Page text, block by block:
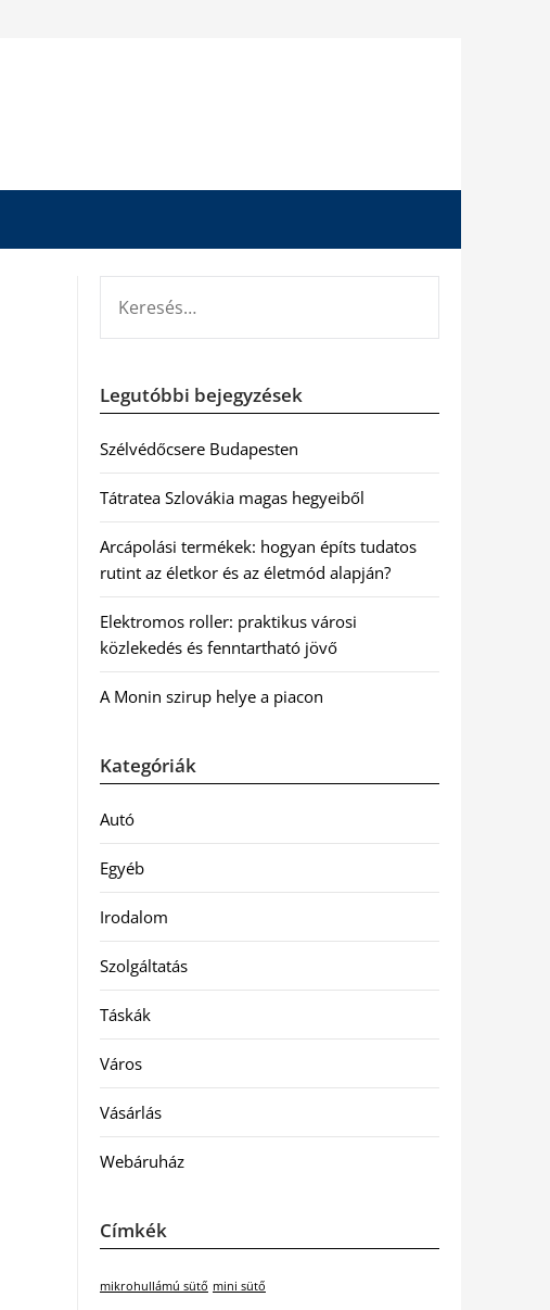
Legutóbbi bejegyzések
Szélvédőcsere Budapesten
Tátratea Szlovákia magas hegyeiből
Arcápolási termékek: hogyan építs tudatos
rutint az életkor és az életmód alapján?
Elektromos roller: praktikus városi
közlekedés és fenntartható jövő
A Monin szirup helye a piacon
Kategóriák
Autó
Egyéb
Irodalom
Szolgáltatás
Táskák
Város
Vásárlás
Webáruház
Címkék
mikrohullámú sütő mini sütő